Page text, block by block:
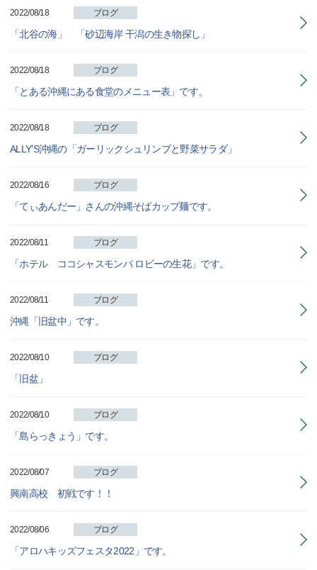
2022/08/18 ブログ
「北谷の海」 「砂辺海岸 干潟の生き物探し」
2022/08/18 ブログ
「とある沖縄にある食堂のメニュー表」です。
2022/08/18 ブログ
ALLY’S沖縄の「ガーリックシュリンプと野菜サラダ」
2022/08/16 ブログ
「てぃあんだー」さんの沖縄そばカップ麺です。
2022/08/11 ブログ
「ホテル ココシャスモンパ ロビーの生花」です。
2022/08/11 ブログ
沖縄「旧盆中」です。
2022/08/10 ブログ
「旧盆」
2022/08/10 ブログ
「島らっきょう」です。
2022/08/07 ブログ
興南高校 初戦です！！
2022/08/06 ブログ
「アロハキッズフェスタ2022」です。